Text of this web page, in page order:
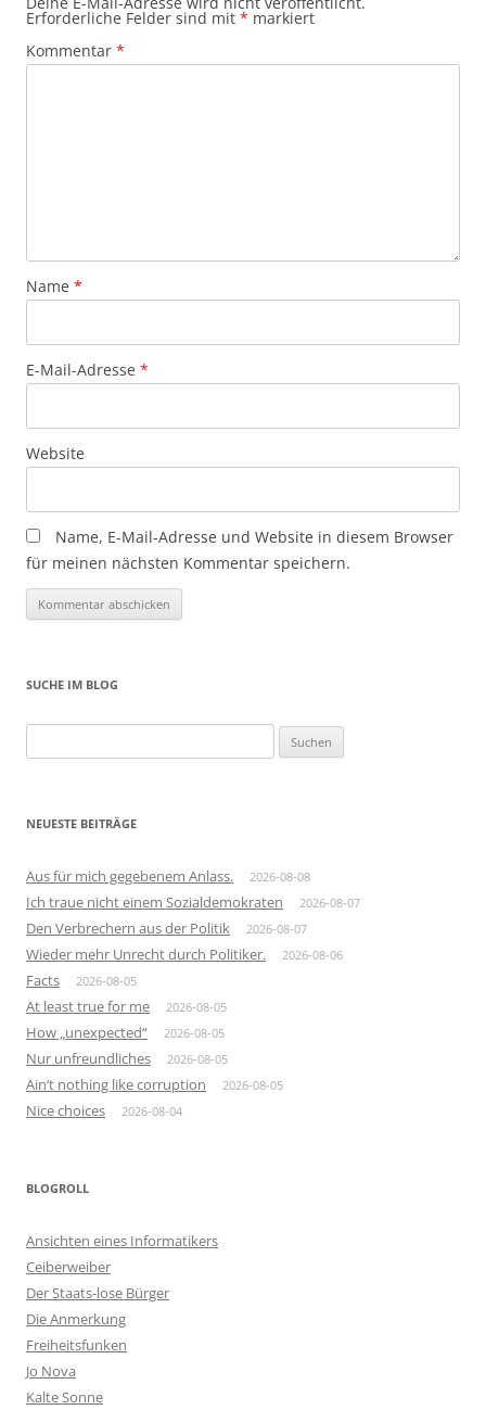
Erforderliche Felder sind mit * markiert
Kommentar *
Name *
E-Mail-Adresse *
Website
Name, E-Mail-Adresse und Website in diesem Browser
für meinen nächsten Kommentar speichern.
SUCHE IM BLOG
nach:
NEUESTE BEITRÄGE
Aus für mich gegebenem Anlass. 2026-08-08
Ich traue nicht einem Sozialdemokraten 2026-08-07
Den Verbrechern aus der Politik 2026-08-07
Wieder mehr Unrecht durch Politiker. 2026-08-06
Facts 2026-08-05
At least true for me 2026-08-05
How „unexpected“ 2026-08-05
Nur unfreundliches 2026-08-05
Ain’t nothing like corruption 2026-08-05
Nice choices 2026-08-04
BLOGROLL
Ansichten eines Informatikers
Ceiberweiber
Der Staats-lose Bürger
Die Anmerkung
Freiheitsfunken
Jo Nova
Kalte Sonne